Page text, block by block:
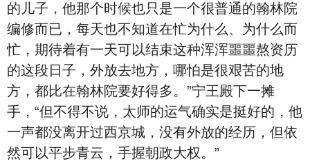
的儿子，他那个时候也只是一个很普通的翰林院
编修而已，每天也不知道在忙为什么、为什么而
忙，期待着有一天可以结束这种浑浑噩噩熬资历
的这段日子，外放去地方，哪怕是很艰苦的地
方，都比在翰林院要好得多。”宁王殿下一摊
手，“但不得不说，太师的运气确实是挺好的，他
一声都没离开过西京城，没有外放的经历，但依
然可以平步青云，手握朝政大权。”